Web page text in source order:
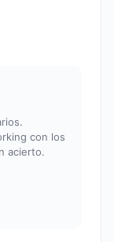
con los
acierto.